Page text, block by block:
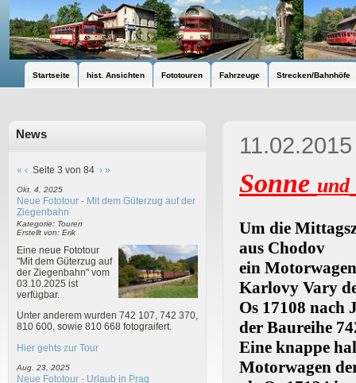
Startseite hist. Ansichten Fototouren Fahrzeuge Strecken/Bahnhöfe
News
« ‹ Seite 3 von 84 › »
Okt. 4, 2025
Neue Fototour - Mit dem Güterzug auf der
Ziegenbahn
Kategorie: Touren
Erstellt von: Erik
Eine neue Fototour
"Mit dem Güterzug auf
der Ziegenbahn" vom
03.10.2025 ist
verfügbar.
Unter anderem wurden 742 107, 742 370,
810 600, sowie 810 668 fotograifert.
Hier gehts zur Tour
Aug. 23, 2025
Neue Fototour - Urlaub in Prag
11.02.2015
Sonne und
Um die
aus Chodov
ein
Karlovy Vary
Os 17108 nach
der Baureihe
Eine knappe
Motorwagen